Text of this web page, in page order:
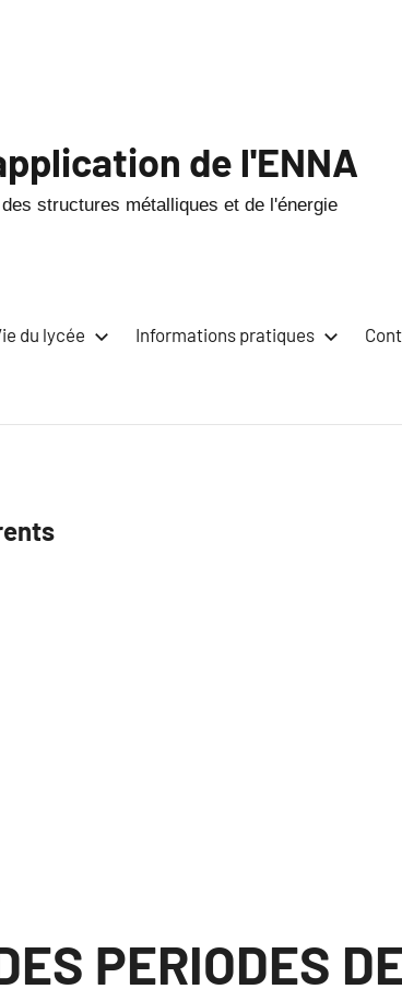
de l'ENNA
structures métalliques et de l'énergie
du lycée Informations pratiques
PERIODES